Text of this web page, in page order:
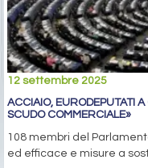
12 settembre 2025
ACCIAIO, EURODEPUTATI
SCUDO COMMERCIALE»
108 membri del
ed efficace e misure a